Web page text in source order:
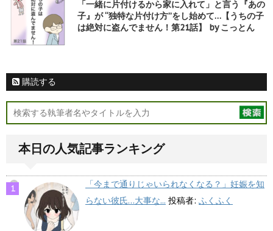
「一緒に片付けるから家に入れて」と言う『あの
子』が “独特な片付け方”をし始めて…【うちの子
は絶対に盗んでません！第21話】 by こっとん
購読する
本日の人気記事ランキング
「今まで通りじゃいられなくなる？」妊娠を知
らない彼氏…大事な... 投稿者: ふくふく